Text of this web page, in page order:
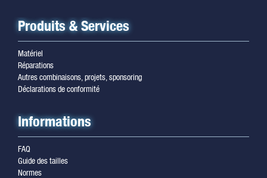
Produits & Services
Matériel
Réparations
Autres combinaisons, projets, sponsoring
Déclarations de conformité
Informations
FAQ
Guide des tailles
Normes